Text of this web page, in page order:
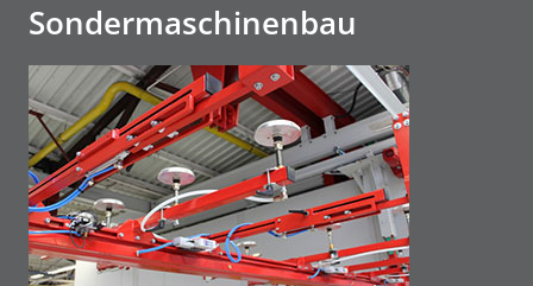
Sonderma­schinen­bau